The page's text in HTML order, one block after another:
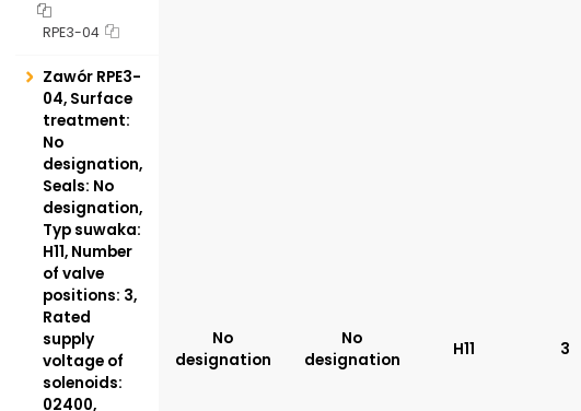
RPE3-04
Zawór RPE3-
04, Surface
treatment:
No
designation,
Seals: No
designation,
Typ suwaka:
H11, Number
of valve
positions: 3,
Rated
supply
voltage of
solenoids:
02400,
No
designation
No
designation
H11 3